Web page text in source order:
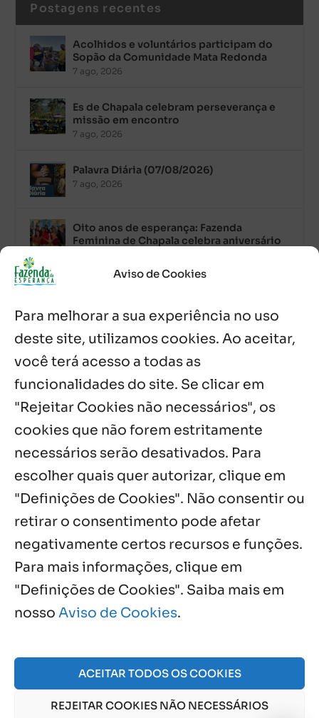
Aviso de Cookies
Para melhorar a sua experiência no uso
deste site, utilizamos cookies. Ao aceitar,
você terá acesso a todas as
funcionalidades do site. Se clicar em
"Rejeitar Cookies não necessários", os
cookies que não forem estritamente
necessários serão desativados. Para
escolher quais quer autorizar, clique em
"Definições de Cookies". Não consentir ou
retirar o consentimento pode afetar
negativamente certos recursos e funções.
Para mais informações, clique em
"Definições de Cookies". Saiba mais em
nosso Aviso de Cookies.
ACEITAR TODOS OS COOKIES
REJEITAR COOKIES NÃO NECESSÁRIOS
Postagens recentes
Acolhidos e voluntários participam do
Sopão da Comunidade Mata Redonda
7 ago, 2026
Es de Chapala celebram perseverança e
missão em encontro
7 ago, 2026
Palavra Diária (07/08/2026)
7 ago, 2026
Oito anos de esperança: Fazenda
Feminina de Chapala celebra aniversário
6 ago, 2026
Chitaitai
Palavra Diária (06/08/2026)
6 ago, 2026
Notícias por Categoria
Próximos Eventos
Agosto, 2026
© 2026 Obra Social Nossa Senhora da Gloria - Fazenda
da Esperança. CNPJ: 48555775000150 |
Aviso de Cookies